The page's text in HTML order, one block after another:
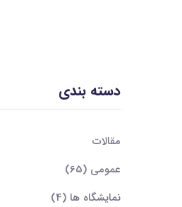
دسته بندی
مقالات
عمومی (65)
نمایشگاه ها (4)